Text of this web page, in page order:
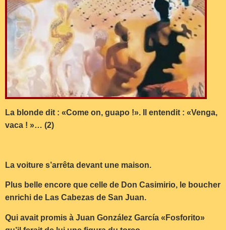
La blonde dit : «Come on, guapo !». Il entendit : «Venga,
vaca ! »… (2)
La voiture s’arrêta devant une maison.
Plus belle encore que celle de Don Casimirio, le boucher
enrichi de Las Cabezas de San Juan.
Qui avait promis à Juan González García «Fosforito»